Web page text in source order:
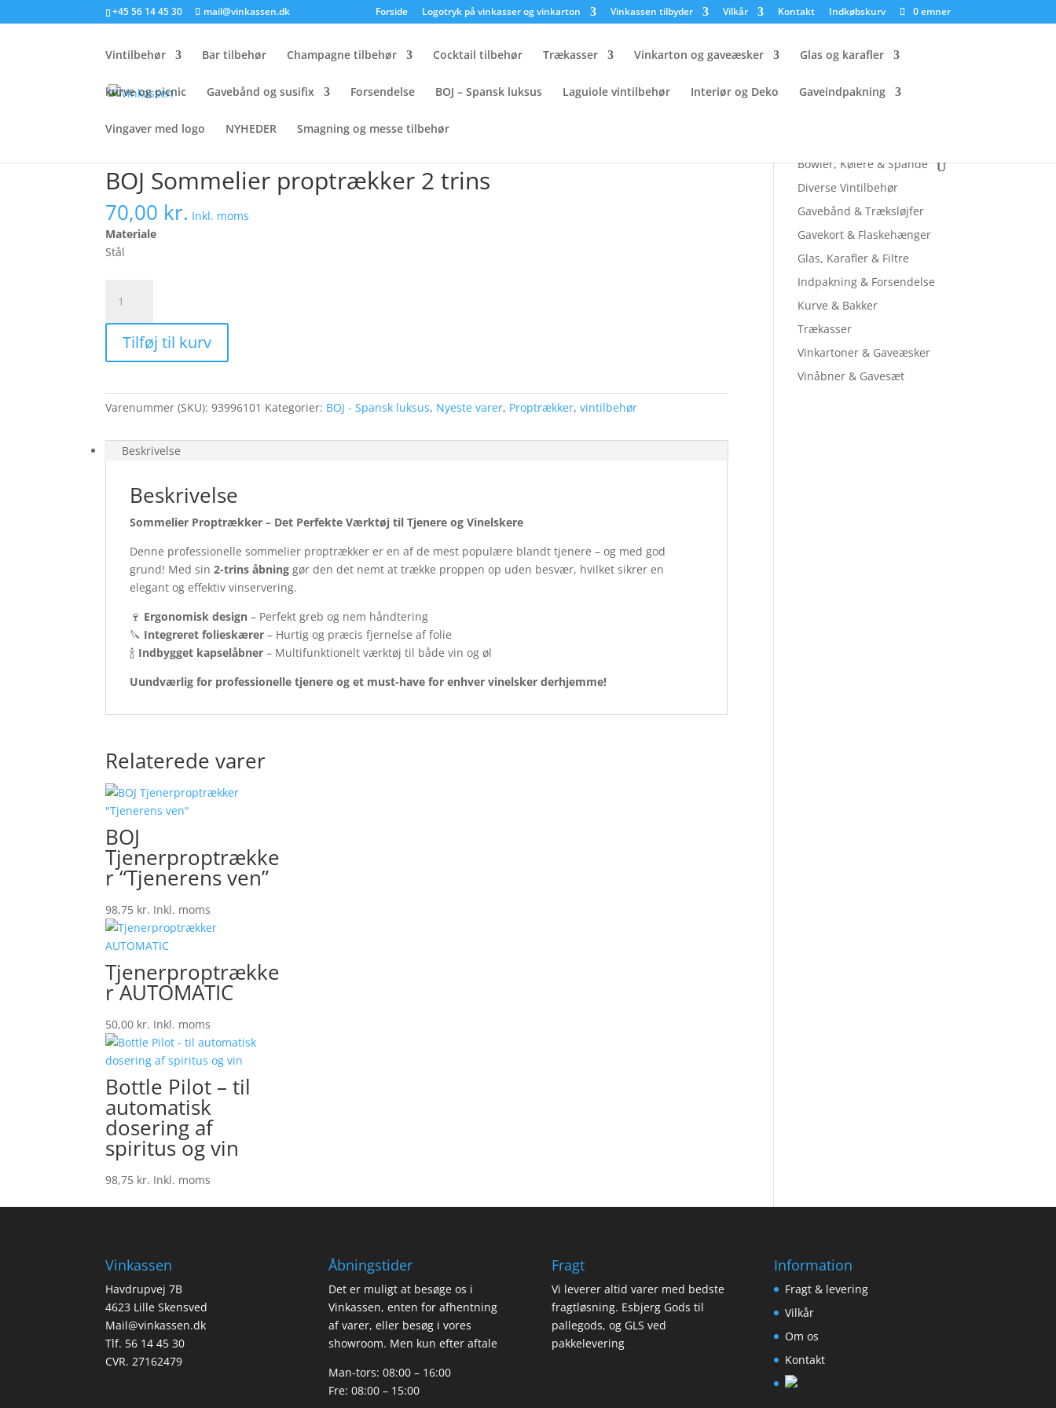
+45 56 14 45 30 mail@vinkassen.dk Forside Logotryk på vinkasser og vinkarton Vinkassen tilbyder Vilkår Kontakt Indkøbskurv 0 emner
Vintilbehør Bar tilbehør Champagne tilbehør Cocktail tilbehør Trækasser Vinkarton og gaveæsker Glas og karafler
kurve og picnic Gavebånd og susifix Forsendelse BOJ – Spansk luksus Laguiole vintilbehør Interiør og Deko Gaveindpakning
Vingaver med logo NYHEDER Smagning og messe tilbehør
×
BOJ Sommelier proptrækker 2 trins
70,00 kr. Inkl. moms
Materiale
Stål
Sommelier
proptrækker
trins
Tilføj til kurv
Varenummer (SKU):93996101 Kategorier: BOJ - Spansk luksus, Nyeste varer, Proptrækker,vintilbehør
Beskrivelse
Beskrivelse
Sommelier Proptrækker – Det Perfekte Værktøj til Tjenere og Vinelskere
Denne professionelle sommelier proptrækker er en af de mest populære blandt tjenere – og med god
grund! Med sin2-trins åbning gør den det nemt at trække proppen op uden besvær, hvilket sikrer en
elegant og effektiv vinservering.
🍷 Ergonomisk design – Perfekt greb og nem håndtering
🔪 Integreret folieskærer – Hurtig og præcis fjernelse af folie
🍾 Indbygget kapselåbner – Multifunktionelt værktøj til både vin og øl
Uundværlig for professionelle tjenere og et must-have for enhver vinelsker derhjemme!
Relaterede varer
BOJ
Tjenerproptrække
r “Tjenerens ven”
98,75 kr. Inkl. moms
Tjenerproptrække
r AUTOMATIC
50,00 kr. Inkl. moms
Bottle Pilot – til
automatisk
dosering af
spiritus og vin
98,75 kr. Inkl. moms
Bowler, Kølere & Spande
Diverse Vintilbehør
Gavebånd & Træksløjfer
Gavekort & Flaskehænger
Glas, Karafler & Filtre
Indpakning & Forsendelse
Kurve & Bakker
Trækasser
Vinkartoner & Gaveæsker
Vinåbner & Gavesæt
Vinkassen
Havdrupvej 7B
4623 Lille Skensved
Mail@vinkassen.dk
Tlf. 56 14 45 30
CVR. 27162479
Åbningstider
Det er muligt at besøge os i
Vinkassen, enten for afhentning
af varer, eller besøg i vores
showroom. Men kun efter aftale
Man-tors: 08:00 – 16:00
Fre: 08:00 – 15:00
Fragt
Vi leverer altid varer med bedste
fragtløsning. Esbjerg Gods til
pallegods, og GLS ved
pakkelevering
Information
Fragt & levering
Vilkår
Om os
Kontakt